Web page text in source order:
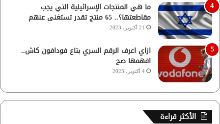
ما هي المنتجات الإسرائيلية التي يجب
مقاطعتها؟.. 65 منتج تقدر تستغنى عنهم
21 أكتوبر، 2023
ازاي اعرف الرقم السري بتاع فودافون كاش..
افهمها صح
4 أكتوبر، 2023
الأكثر قراءة